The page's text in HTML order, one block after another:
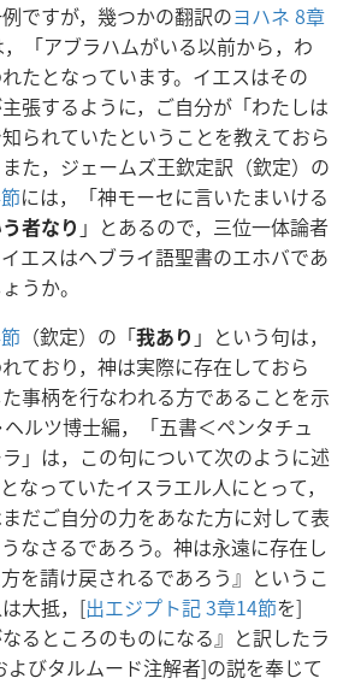
ですが，幾つかの翻訳のヨハネ 8章
「アブラハムがいる以前から，わ
たとなっています。イエスはその
張するように，ご自分が「わたしは
られていたということを教えておら
た，ジェームズ王欽定訳（欽定）の
には，「神モーセに言いたまいける
者なり 」とあるので，三位一体論者
エスはヘブライ語聖書のエホバであ
うか。
（欽定）の「我あり 」という句は，
ており，神は実際に存在しておら
事柄を行なわれる方であることを示
ルツ博士編，「五書＜ペンタチュ
」は，この句について次のように述
なっていたイスラエル人にとって，
だご自分の力をあなた方に対して表
なさるであろう。神は永遠に存在し
を請け戻されるであろう』というこ
大抵，[出エジプト記 3章14節を]
るところのものになる』と訳したラ
びタルムード注解者]の説を奉じて